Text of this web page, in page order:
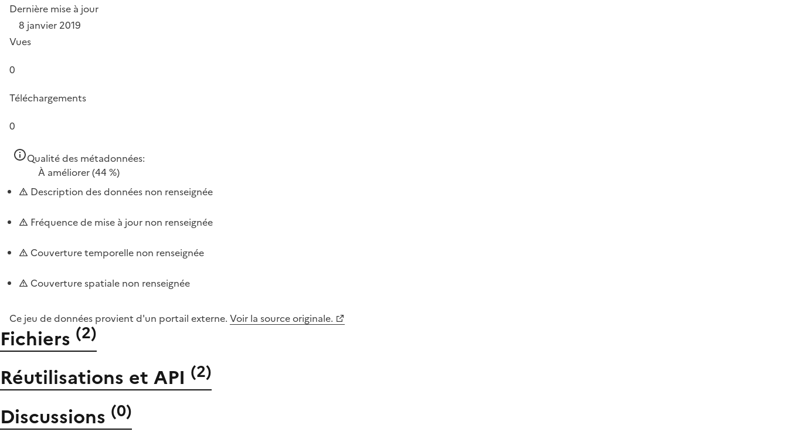
Dernière mise à jour
8 janvier 2019
Vues
0
Téléchargements
0
Qualité des métadonnées:
À améliorer(44 %)
Description des données non renseignée
Fréquence de mise à jour non renseignée
Couverture temporelle non renseignée
Couverture spatiale non renseignée
Ce jeu de données provient d'un portail externe. Voir la source originale.
Fichiers (2)
Réutilisations et API (2)
Discussions (0)